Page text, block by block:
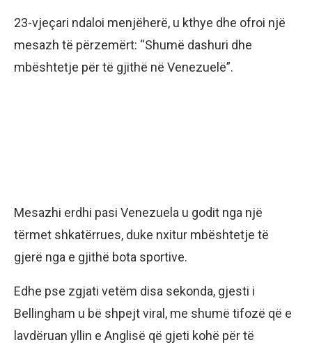
23-vjeçari ndaloi menjëherë, u kthye dhe ofroi një
mesazh të përzemërt: “Shumë dashuri dhe
mbështetje për të gjithë në Venezuelë”.
Mesazhi erdhi pasi Venezuela u godit nga një
tërmet shkatërrues, duke nxitur mbështetje të
gjerë nga e gjithë bota sportive.
Edhe pse zgjati vetëm disa sekonda, gjesti i
Bellingham u bë shpejt viral, me shumë tifozë që e
lavdëruan yllin e Anglisë që gjeti kohë për të